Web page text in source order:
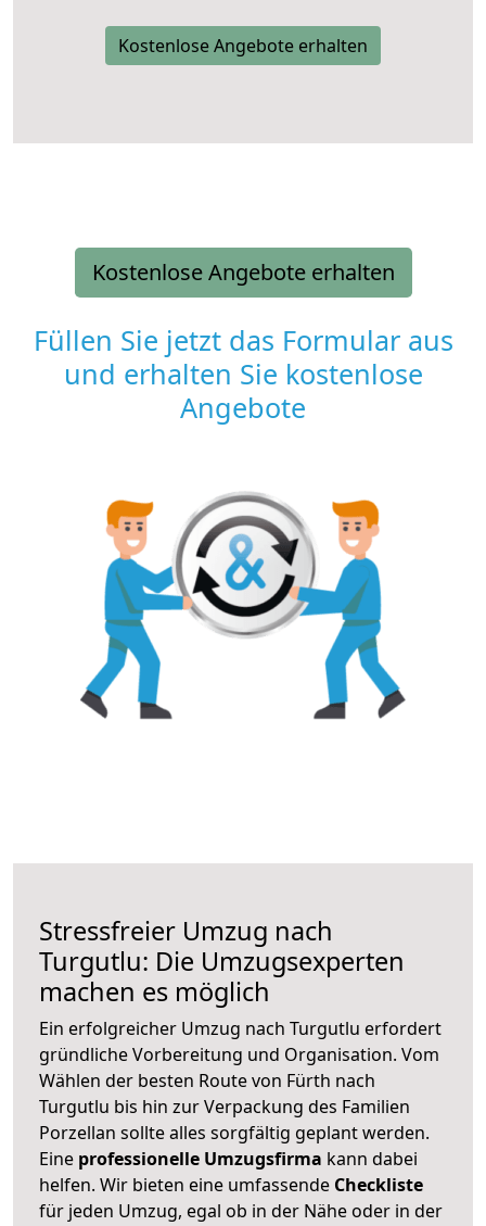
Kostenlose Angebote erhalten
Kostenlose Angebote erhalten
Füllen Sie jetzt das Formular aus
und erhalten Sie kostenlose
Angebote
Stressfreier Umzug nach
Turgutlu: Die Umzugsexperten
machen es möglich
Ein erfolgreicher Umzug nach Turgutlu erfordert
gründliche Vorbereitung und Organisation. Vom
Wählen der besten Route von Fürth nach
Turgutlu bis hin zur Verpackung des Familien
Porzellan sollte alles sorgfältig geplant werden.
Eine professionelle Umzugsfirma kann dabei
helfen. Wir bieten eine umfassende Checkliste
für jeden Umzug, egal ob in der Nähe oder in der